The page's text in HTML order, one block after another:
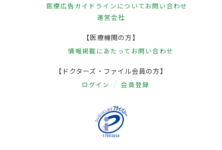
医療広告ガイドラインについてお問い合わせ
運営会社
【医療機関の方】
情報掲載にあたって お問い合わせ
【ドクターズ・ファイル会員の方】
ログイン 会員登録